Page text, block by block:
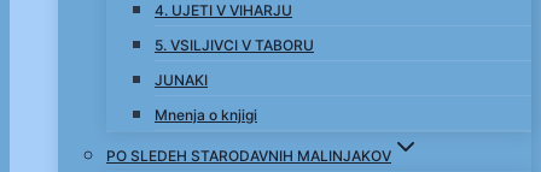
4. UJETI V VIHARJU
5. VSILJIVCI V TABORU
JUNAKI
Mnenja o knjigi
PO SLEDEH STARODAVNIH MALINJAKOV